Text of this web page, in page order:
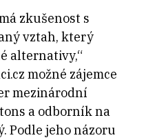
zkušenost s
vztah, který
alternativy,“
možné zájemce
mezinárodní
a odborník na
Podle jeho názoru